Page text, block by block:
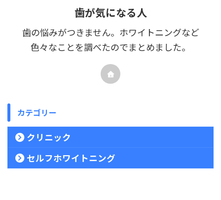
歯が気になる人
歯の悩みがつきません。ホワイトニングなど
色々なことを調べたのでまとめました。
カテゴリー
クリニック
セルフホワイトニング